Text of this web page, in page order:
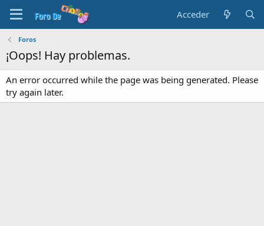
Acceder
Foros
¡Oops! Hay problemas.
An error occurred while the page was being generated. Please
try again later.